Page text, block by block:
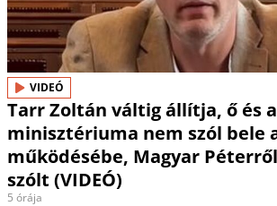
VIDEÓ
Tarr Zoltán váltig állítja, ő és a
minisztériuma nem szól bele
működésébe, Magyar
szólt (VIDEÓ)
5 órája